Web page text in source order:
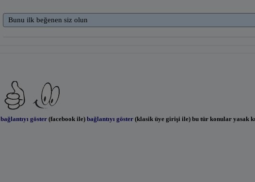
Bunu ilk beğenen siz olun
bağlantıyı göster (facebook ile) bağlantıyı göster (klasik üye girişi ile) bu tür konular yasak